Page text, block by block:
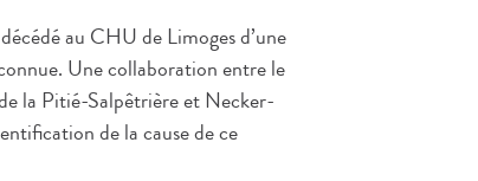
au CHU de Limoges d’une
Une collaboration entre le
la Pitié-Salpêtrière et Necker-
de la cause de ce